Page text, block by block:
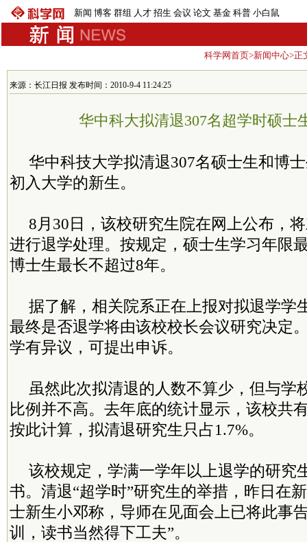
新闻 博客 群组 人才 招生 会议 论文 基金 科普 小白鼠
科学网首页>新闻中心>正
来源：长江日报 发布时间：2010-9-4 11:24:25
华中科大拟清退307名超学时硕士
华中科技大学拟清退307名硕士生和博
初入大学的新生。
8月30日，该校研究生院在网上公布，
进行退学处理。按规定，硕士生学习年限
博士生最长不超过8年。
据了解，相关院系正在上报对拟退学学
最终是否退学将由该校校长会议研究决定
学有异议，可提出申诉。
虽然此次拟清退的人数不算少，但与学
比例并不高。去年底的统计显示，该校共
按此计算，拟清退研究生只占1.7%。
该校规定，学满一学年以上退学的研究
书。清退“超学时”研究生的举措，昨日在
士新生小邓称，导师在见面会上已将此事
训，读书当然得下工夫”。